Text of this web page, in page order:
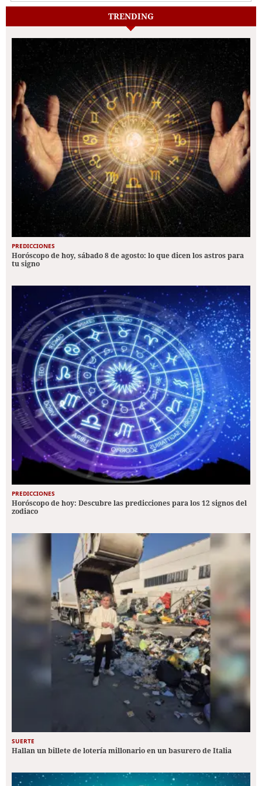
TRENDING
PREDICCIONES
Horóscopo de hoy, sábado 8 de agosto: lo que dicen los astros para
tu signo
PREDICCIONES
Horóscopo de hoy: Descubre las predicciones para los 12 signos del
zodiaco
SUERTE
Hallan un billete de lotería millonario en un basurero de Italia